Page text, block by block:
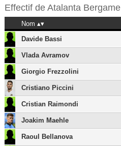
Effectif de Atalanta Bergame
Nom
Davide Bassi
Vlada Avramov
Giorgio Frezzolini
Cristiano Piccini
Cristian Raimondi
Joakim Maehle
Raoul Bellanova